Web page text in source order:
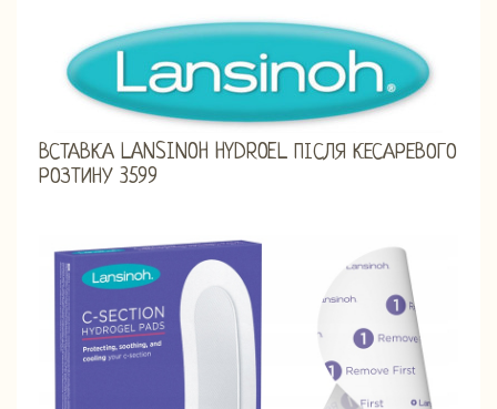
ВСТАВКА LANSINOH HYDROEL ПІСЛЯ КЕСАРЕВОГО
РОЗТИНУ 3599